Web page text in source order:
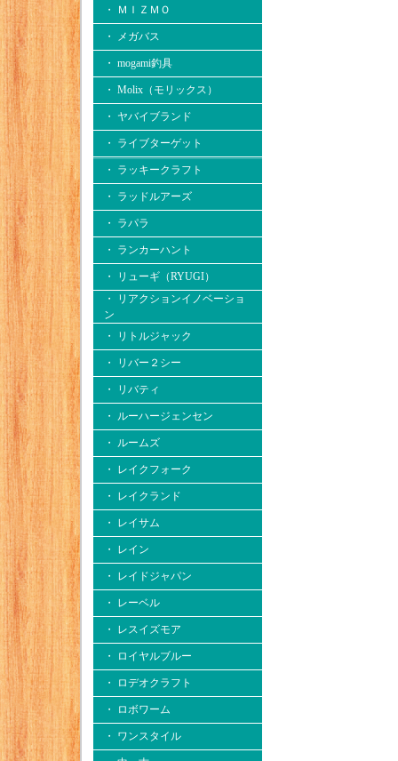
・ ＭＩＺＭＯ
・ メガバス
・ mogami釣具
・ Molix（モリックス）
・ ヤバイブランド
・ ライブターゲット
・ ラッキークラフト
・ ラッドルアーズ
・ ラパラ
・ ランカーハント
・ リューギ（RYUGI）
・ リアクションイノベーショ
ン
・ リトルジャック
・ リバー２シー
・ リバティ
・ ルーハージェンセン
・ ルームズ
・ レイクフォーク
・ レイクランド
・ レイサム
・ レイン
・ レイドジャパン
・ レーベル
・ レスイズモア
・ ロイヤルブルー
・ ロデオクラフト
・ ロボワーム
・ ワンスタイル